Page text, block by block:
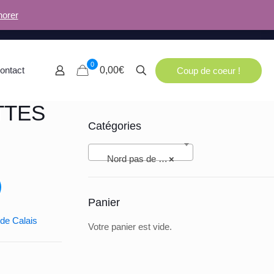
0
0,00€ Coup de coeur !
Calais
Catégories
×
Nord pas de Calais (94)
Panier
Votre panier est vide.